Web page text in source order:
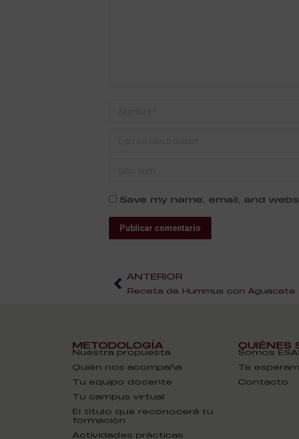
Save my name, email, and
Publicar comentario
ANTERIOR
Receta de Hummus con Aguacate
METODOLOGÍA
Nuestra propuesta
Quién nos acompaña
Tu equipo docente
Tu campus virtual
El título que reconocerá tu
formación
Actividades prácticas
QUIÉNES
Somos
Te
Contacto